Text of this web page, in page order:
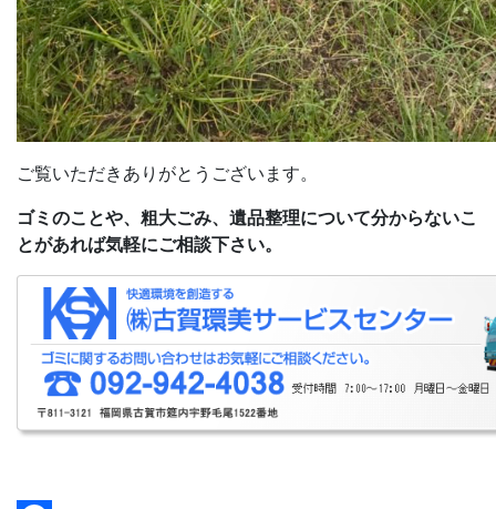
ご覧いただきありがとうございます。
ゴミのことや、粗大ごみ、 遺品整理について分からないこ
とがあれば気軽にご相談下さい。